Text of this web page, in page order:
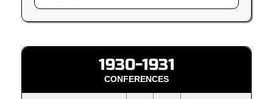
1930-1931
CONFERENCES